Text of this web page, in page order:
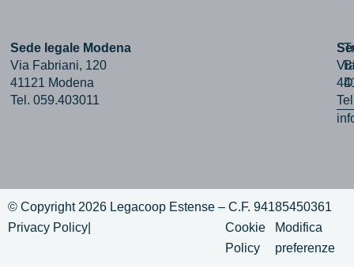
Sede legale Modena
Via Fabriani, 120
41121 Modena
Tel. 059.403011
© Copyright 2026 Legacoop Estense – C.F. 94185450361
Privacy Policy
Cookie
Policy
Modifica
preferenze